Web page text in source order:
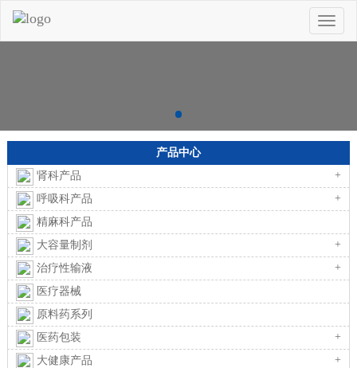
Toggle
产品中心
肾科产品
+
呼吸科产品
+
精麻科产品
大容量制剂
+
治疗性输液
+
医疗器械
原料药系列
医药包装
+
大健康产品
+